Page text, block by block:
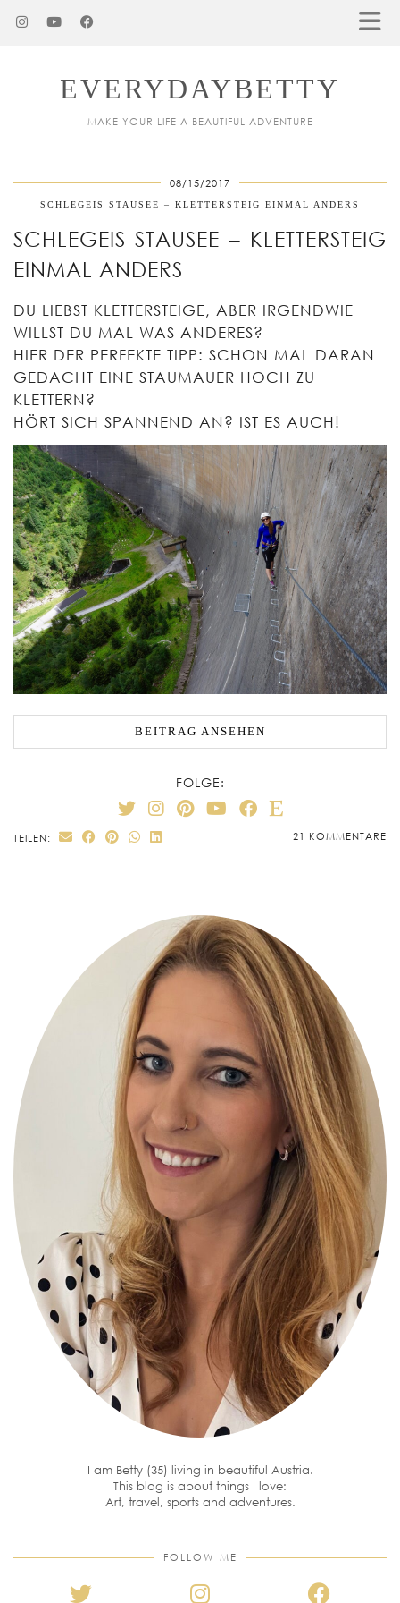
EVERYDAYBETTY
MAKE YOUR LIFE A BEAUTIFUL ADVENTURE
08/15/2017
SCHLEGEIS STAUSEE – KLETTERSTEIG EINMAL ANDERS
SCHLEGEIS STAUSEE – KLETTERSTEIG
EINMAL ANDERS
DU LIEBST KLETTERSTEIGE, ABER IRGENDWIE
WILLST DU MAL WAS ANDERES?
HIER DER PERFEKTE TIPP: SCHON MAL DARAN
GEDACHT EINE STAUMAUER HOCH ZU
KLETTERN?
HÖRT SICH SPANNEND AN? IST ES AUCH!
BEITRAG ANSEHEN
FOLGE:
TEILEN: 21 KOMMENTARE
I am Betty (35) living in beautiful Austria.
This blog is about things I love:
Art, travel, sports and adventures.
FOLLOW ME